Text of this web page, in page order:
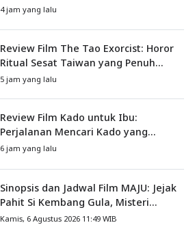
4 jam yang lalu
Review Film The Tao Exorcist: Horor
Ritual Sesat Taiwan yang Penuh
Misteri dan Teror Psikologis
5 jam yang lalu
Review Film Kado untuk Ibu:
Perjalanan Mencari Kado yang
Mengajarkan Arti Keluarga
6 jam yang lalu
Sinopsis dan Jadwal Film MAJU: Jejak
Pahit Si Kembang Gula, Misteri
Hilangnya Bagas di Lokasi Jambore
Kamis, 6 Agustus 2026 11:49 WIB